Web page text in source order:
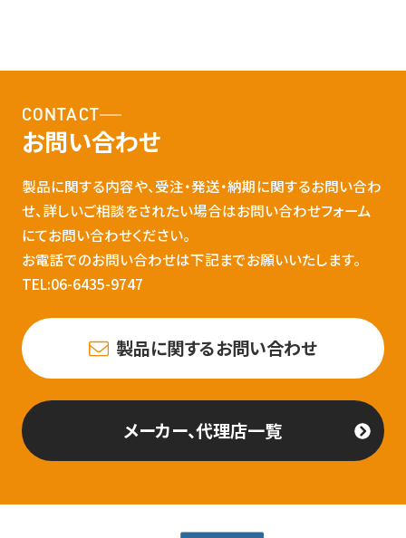
CONTACT
お問い合わせ
製品に関する内容や、受注・発送・納期に関するお問い合わ
せ、詳しいご相談をされたい場合はお問い合わせフォーム
にてお問い合わせください。
お電話でのお問い合わせは下記までお願いいたします。
TEL:06-6435-9747
製品に関するお問い合わせ
メーカー、代理店一覧